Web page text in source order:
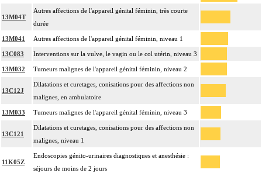
13M04T
Autres affections de l'appareil génital féminin, très courte
durée
13M041 Autres affections de l'appareil génital féminin, niveau 1
13C083 Interventions sur la vulve, le vagin ou le col utérin, niveau 3
13M032 Tumeurs malignes de l'appareil génital féminin, niveau 2
13C12J
Dilatations et curetages, conisations pour des affections non
malignes, en ambulatoire
13M033 Tumeurs malignes de l'appareil génital féminin, niveau 3
13C121
Dilatations et curetages, conisations pour des affections non
malignes, niveau 1
11K05Z
Endoscopies génito-urinaires diagnostiques et anesthésie :
séjours de moins de 2 jours